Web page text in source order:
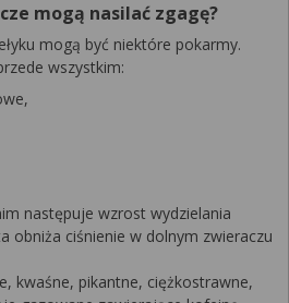
mogą nasilać zgagę?
mogą być niektóre pokarmy.
wszystkim:
następuje wzrost wydzielania
obniża ciśnienie w dolnym zwieraczu
kwaśne, pikantne, ciężkostrawne,